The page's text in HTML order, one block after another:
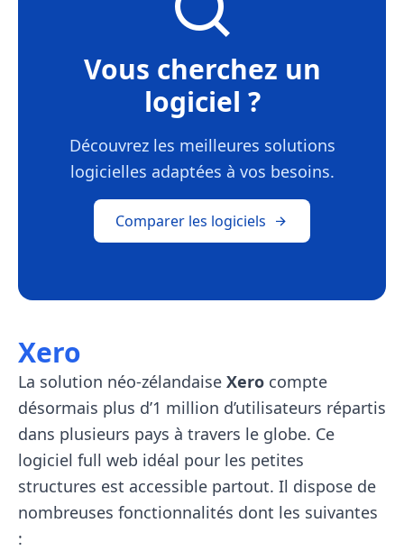
Vous cherchez un
logiciel ?
Découvrez les meilleures solutions
logicielles adaptées à vos besoins.
Comparer les logiciels
Xero
La solution néo-zélandaise Xero compte
désormais plus d’1 million d’utilisateurs répartis
dans plusieurs pays à travers le globe. Ce
logiciel full web idéal pour les petites
structures est accessible partout. Il dispose de
nombreuses fonctionnalités dont les suivantes
: